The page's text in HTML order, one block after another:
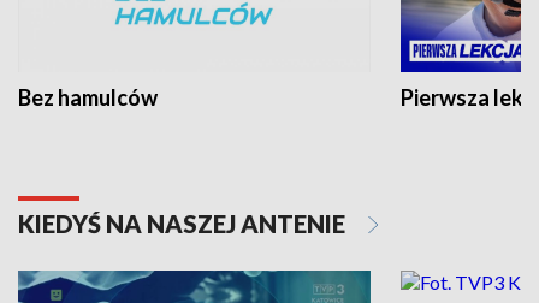
Bez hamulców Pierwsza
KIEDYŚ NA NASZEJ ANTENIE